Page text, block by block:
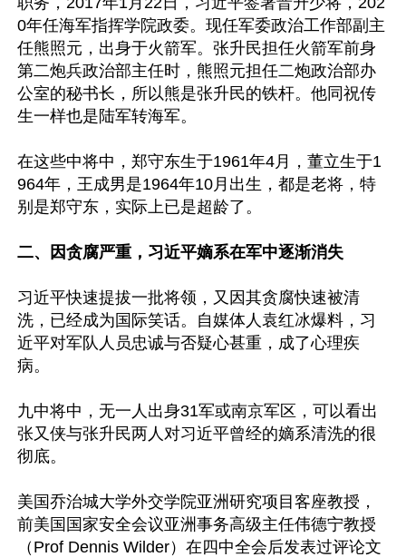
0年任海军指挥学院政委。现任军委政治工作部副主
任熊照元，出身于火箭军。张升民担任火箭军前身
第二炮兵政治部主任时，熊照元担任二炮政治部办
公室的秘书长，所以熊是张升民的铁杆。他同祝传
生一样也是陆军转海军。
在这些中将中，郑守东生于1961年4月，董立生于1
964年，王成男是1964年10月出生，都是老将，特
别是郑守东，实际上已是超龄了。
二、因贪腐严重，习近平嫡系在军中逐渐消失
习近平快速提拔一批将领，又因其贪腐快速被清
洗，已经成为国际笑话。自媒体人袁红冰爆料，习
近平对军队人员忠诚与否疑心甚重，成了心理疾
病。
九中将中，无一人出身31军或南京军区，可以看出
张又侠与张升民两人对习近平曾经的嫡系清洗的很
彻底。
美国乔治城大学外交学院亚洲研究项目客座教授，
前美国国家安全会议亚洲事务高级主任伟德宁教授
（Prof Dennis Wilder）在四中全会后发表过评论文